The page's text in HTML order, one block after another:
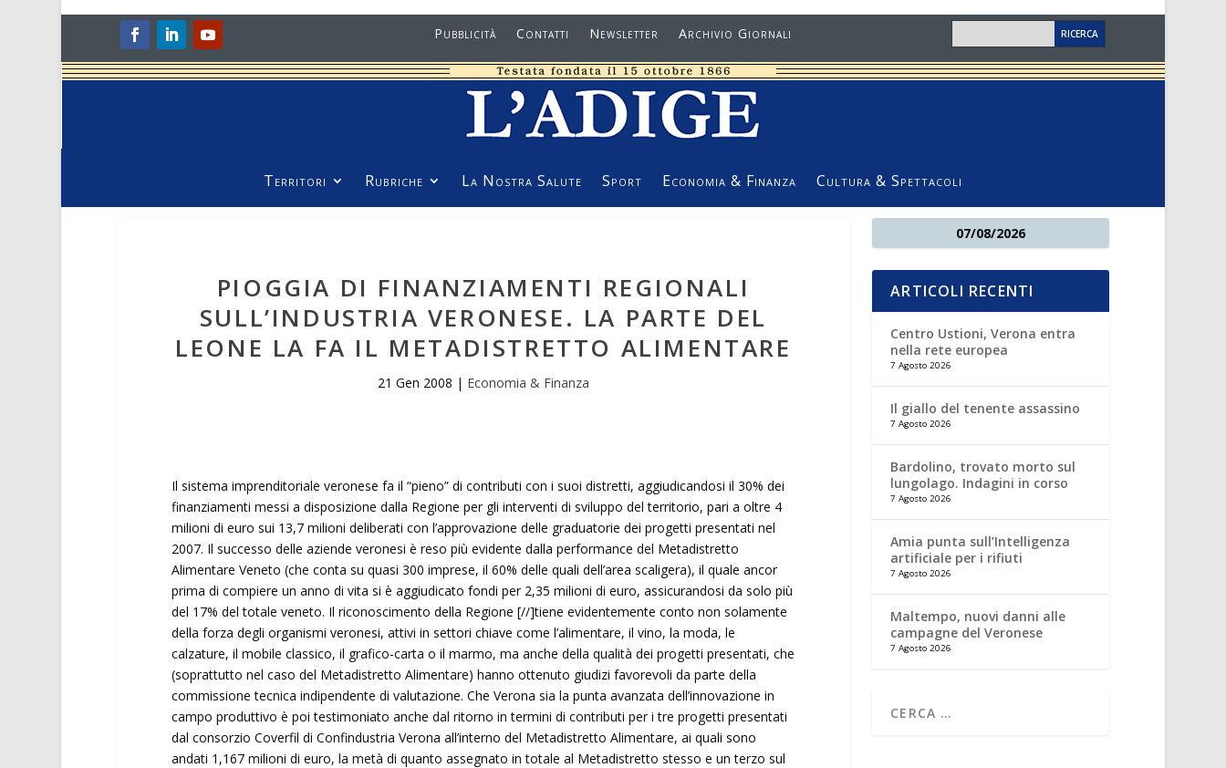
Pubblicità Contatti Newsletter Archivio Giornali
Territori Rubriche La Nostra Salute Sport Economia & Finanza Cultura & Spettacoli
PIOGGIA DI FINANZIAMENTI REGIONALI
SULL’INDUSTRIA VERONESE. LA PARTE DEL
LEONE LA FA IL METADISTRETTO ALIMENTARE
21 Gen 2008 | Economia & Finanza
Il sistema imprenditoriale veronese fa il “pieno” di contributi con i suoi distretti, aggiudicandosi il 30% dei
finanziamenti messi a disposizione dalla Regione per gli interventi di sviluppo del territorio, pari a oltre 4
milioni di euro sui 13,7 milioni deliberati con l’approvazione delle graduatorie dei progetti presentati nel
2007. Il successo delle aziende veronesi è reso più evidente dalla performance del Metadistretto
Alimentare Veneto (che conta su quasi 300 imprese, il 60% delle quali dell’area scaligera), il quale ancor
prima di compiere un anno di vita si è aggiudicato fondi per 2,35 milioni di euro, assicurandosi da solo più
del 17% del totale veneto. Il riconoscimento della Regione [//]tiene evidentemente conto non solamente
della forza degli organismi veronesi, attivi in settori chiave come l’alimentare, il vino, la moda, le
calzature, il mobile classico, il grafico-carta o il marmo, ma anche della qualità dei progetti presentati, che
(soprattutto nel caso del Metadistretto Alimentare) hanno ottenuto giudizi favorevoli da parte della
commissione tecnica indipendente di valutazione. Che Verona sia la punta avanzata dell’innovazione in
campo produttivo è poi testimoniato anche dal ritorno in termini di contributi per i tre progetti presentati
dal consorzio Coverfil di Confindustria Verona all’interno del Metadistretto Alimentare, ai quali sono
andati 1,167 milioni di euro, la metà di quanto assegnato in totale al Metadistretto stesso e un terzo sul
07/08/2026
ARTICOLI RECENTI
Centro Ustioni, Verona entra
nella rete europea
7 Agosto 2026
Il giallo del tenente assassino
7 Agosto 2026
Bardolino, trovato morto sul
lungolago. Indagini in corso
7 Agosto 2026
Amia punta sull’Intelligenza
artificiale per i rifiuti
7 Agosto 2026
Maltempo, nuovi danni alle
campagne del Veronese
7 Agosto 2026